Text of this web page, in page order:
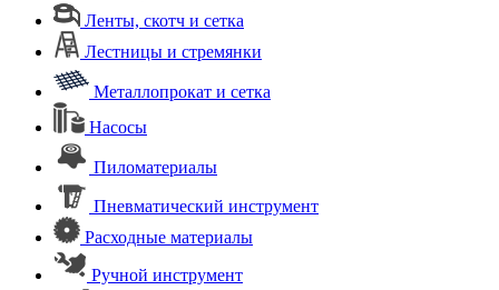
Ленты, скотч и сетка
Лестницы и стремянки
Металлопрокат и сетка
Насосы
Пиломатериалы
Пневматический инструмент
Расходные материалы
Ручной инструмент